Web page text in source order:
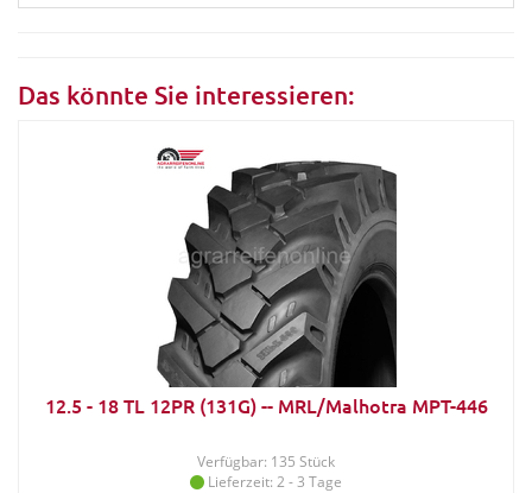
Das könnte Sie interessieren:
12.5 - 18 TL 12PR (131G) -- MRL/Malhotra MPT-446
Verfügbar: 135 Stück
Lieferzeit: 2 - 3 Tage